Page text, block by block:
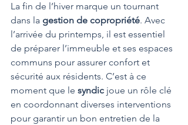
La fin de l’hiver marque un tournant
dans la gestion de copropriété. Avec
l’arrivée du printemps, il est essentiel
de préparer l’immeuble et ses espaces
communs pour assurer confort et
sécurité aux résidents. C’est à ce
moment que le syndic joue un rôle clé
en coordonnant diverses interventions
pour garantir un bon entretien de la